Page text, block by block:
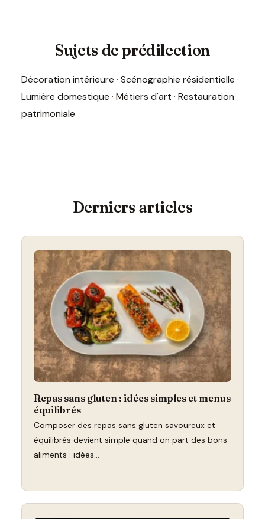
Sujets de prédilection
Décoration intérieure · Scénographie résidentielle ·
Lumière domestique · Métiers d'art · Restauration
patrimoniale
Derniers articles
Repas sans gluten : idées simples et menus
équilibrés
Composer des repas sans gluten savoureux et
équilibrés devient simple quand on part des bons
aliments : idées…